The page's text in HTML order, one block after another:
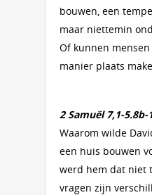
bouwen, een
maar niettemin
Of kunnen
manier plaats
2 Samuël 7,1-5.8b-
Waarom wilde
een huis bouwen
werd hem dat niet
vragen zijn